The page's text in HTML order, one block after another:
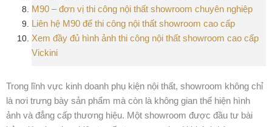
M90 – đơn vị thi công nội thất showroom chuyên nghiệp
Liên hệ M90 để thi công nội thất showroom cao cấp
Xem đầy đủ hình ảnh thi công nội thất showroom cao cấp
Vickini
Trong lĩnh vực kinh doanh phụ kiện nội thất, showroom không chỉ
là nơi trưng bày sản phẩm mà còn là không gian thể hiện hình
ảnh và đẳng cấp thương hiệu. Một showroom được đầu tư bài